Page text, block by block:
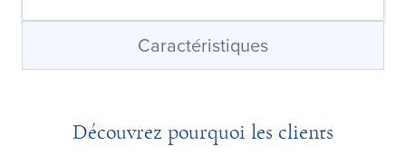
Caractéristiques
Découvrez pourquoi les clients